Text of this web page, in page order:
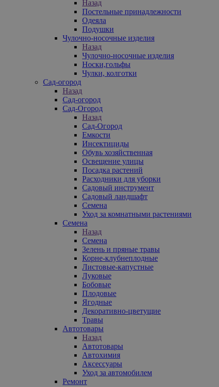
Назад
Постельные принадлежности
Одеяла
Подушки
Чулочно-носочные изделия
Назад
Чулочно-носочные изделия
Носки,гольфы
Чулки, колготки
Сад-огород
Назад
Сад-огород
Сад-Огород
Назад
Сад-Огород
Емкости
Инсектициды
Обувь хозяйственная
Освещение улицы
Посадка растений
Расходники для уборки
Садовый инструмент
Садовый ландшафт
Семена
Уход за комнатными растениями
Семена
Назад
Семена
Зелень и пряные травы
Корне-клубнеплодные
Листовые-капустные
Луковые
Бобовые
Плодовые
Ягодные
Декоративно-цветущие
Травы
Автотовары
Назад
Автотовары
Автохимия
Аксессуары
Уход за автомобилем
Ремонт